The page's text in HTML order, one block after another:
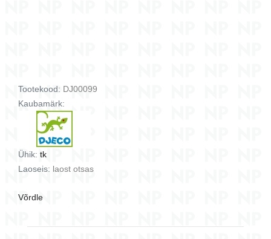
Tootekood: DJ00099
Kaubamärk:
Ühik: tk
Laoseis: laost otsas
Võrdle